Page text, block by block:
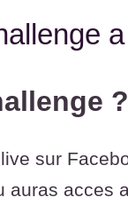
?
sur
acces